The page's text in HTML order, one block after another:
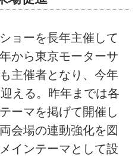
ョーを長年主催して
から東京モーターサ
主催者となり、今年
える。昨年までは各
ーマを掲げて開催し
会場の連動強化を図
インテーマとして設